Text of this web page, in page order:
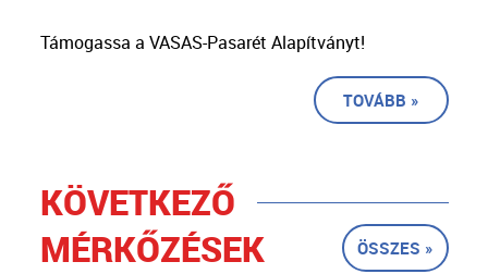
Támogassa a VASAS-Pasarét Alapítványt!
TOVÁBB »
KÖVETKEZŐ
MÉRKŐZÉSEK
ÖSSZES »